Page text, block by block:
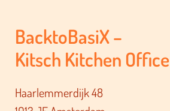
BacktoBasiX –
Kitsch Kitchen Office
Haarlemmerdijk 48